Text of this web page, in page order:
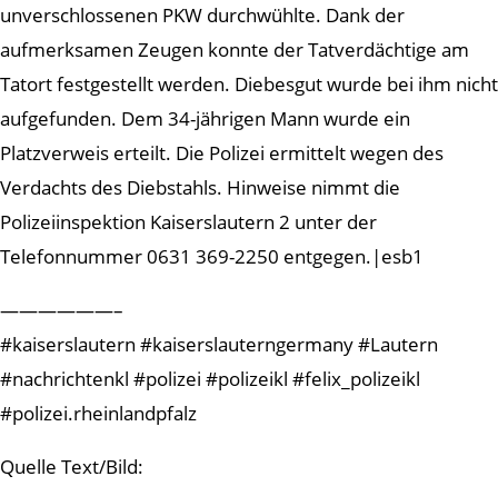
unverschlossenen PKW durchwühlte. Dank der
aufmerksamen Zeugen konnte der Tatverdächtige am
Tatort festgestellt werden. Diebesgut wurde bei ihm nicht
aufgefunden. Dem 34-jährigen Mann wurde ein
Platzverweis erteilt. Die Polizei ermittelt wegen des
Verdachts des Diebstahls. Hinweise nimmt die
Polizeiinspektion Kaiserslautern 2 unter der
Telefonnummer 0631 369-2250 entgegen.|esb1
——————–
#kaiserslautern #kaiserslauterngermany #Lautern
#nachrichtenkl #polizei #polizeikl #felix_polizeikl
#polizei.rheinlandpfalz
Quelle Text/Bild: